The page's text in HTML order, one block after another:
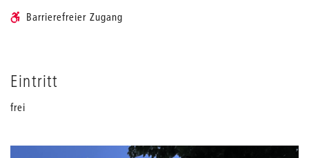
Barrierefreier Zugang
Eintritt
frei